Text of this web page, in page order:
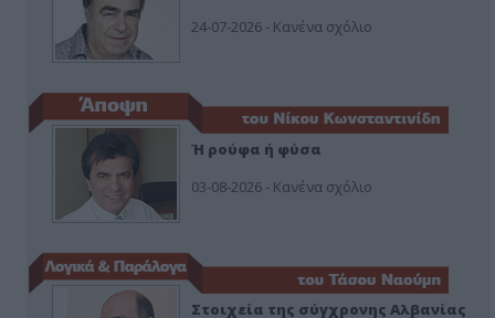
24-07-2026 - Κανένα σχόλιο
Ή ρούφα ή φύσα
03-08-2026 - Κανένα σχόλιο
Στοιχεία της σύγχρονης Αλβανίας